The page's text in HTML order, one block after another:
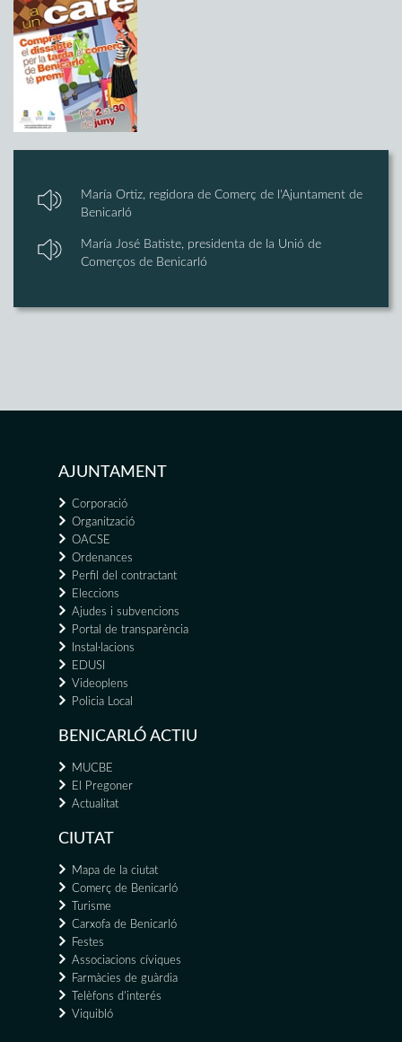
María Ortiz, regidora de Comerç de l'Ajuntament de
Benicarló
María José Batiste, presidenta de la Unió de
Comerços de Benicarló
AJUNTAMENT
Corporació
Organització
OACSE
Ordenances
Perfil del contractant
Eleccions
Ajudes i subvencions
Portal de transparència
Instal·lacions
EDUSI
Videoplens
Policia Local
BENICARLÓ ACTIU
MUCBE
El Pregoner
Actualitat
CIUTAT
Mapa de la ciutat
Comerç de Benicarló
Turisme
Carxofa de Benicarló
Festes
Associacions cíviques
Farmàcies de guàrdia
Telèfons d'interés
Viquibló